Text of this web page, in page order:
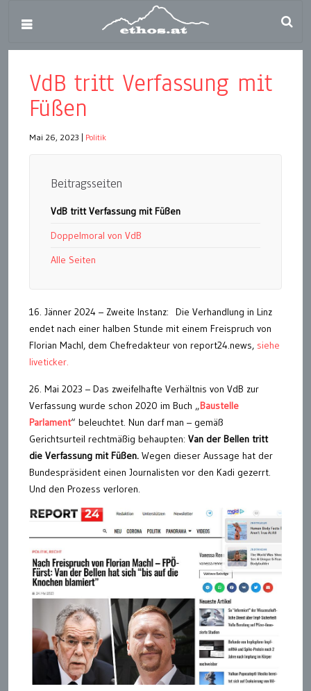
VdB tritt Verfassung mit
Füßen
Mai 26, 2023 Politik
Beitragsseiten
VdB tritt Verfassung mit Füßen
Doppelmoral von VdB
Alle Seiten
16. Jänner 2024 – Zweite Instanz: Die Verhandlung in Linz
endet nach einer halben Stunde mit einem Freispruch von
Florian Machl, dem Chefredakteur von report24.news, siehe
liveticker.
26. Mai 2023 – Das zweifelhafte Verhältnis von VdB zur
Verfassung wurde schon 2020 im Buch „Baustelle
Parlament“ beleuchtet. Nun darf man – gemäß
Gerichtsurteil rechtmäßig behaupten: Van der Bellen tritt
die Verfassung mit Füßen. Wegen dieser Aussage hat der
Bundespräsident einen Journalisten vor den Kadi gezerrt.
Und den Prozess verloren.